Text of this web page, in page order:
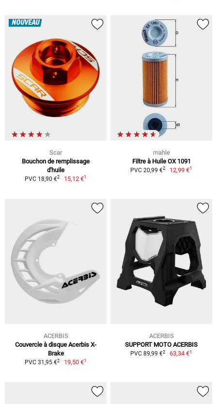
NOUVEAU
Scar
Bouchon de remplissage
d'huile
PVC 18,90 €2 15,12 €1
mahle
Filtre à Huile OX 1091
PVC 20,99 €2 12,99 €1
ACERBIS
Couvercle à disque Acerbis X-
Brake
PVC 31,95 €2 19,50 €1
ACERBIS
SUPPORT MOTO ACERBIS
PVC 89,99 €2 63,34 €1